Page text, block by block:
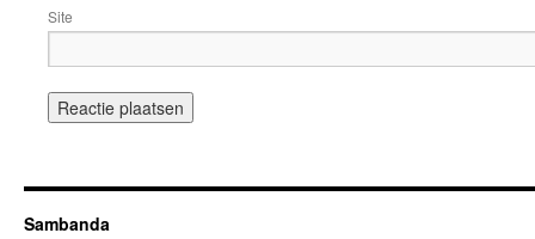
Site
Sambanda